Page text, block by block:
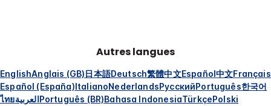
Autres langues
EnglishAnglais (GB)日本語Deutsch繁體中文Español中文Français
Español (España)ItalianoNederlandsРусскийPortuguês한국어
ไทยالعربيةPortuguês (BR)Bahasa IndonesiaTürkçePolski